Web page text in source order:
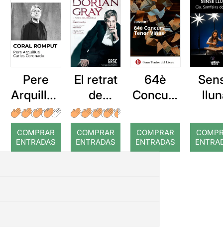
Pere
Arquillué
: Coral
romput
COMPRAR
ENTRADAS
El retrat
de
Dorian
Gray
COMPRAR
ENTRADAS
64è
Concurs
Viñas
COMPRAR
ENTRADAS